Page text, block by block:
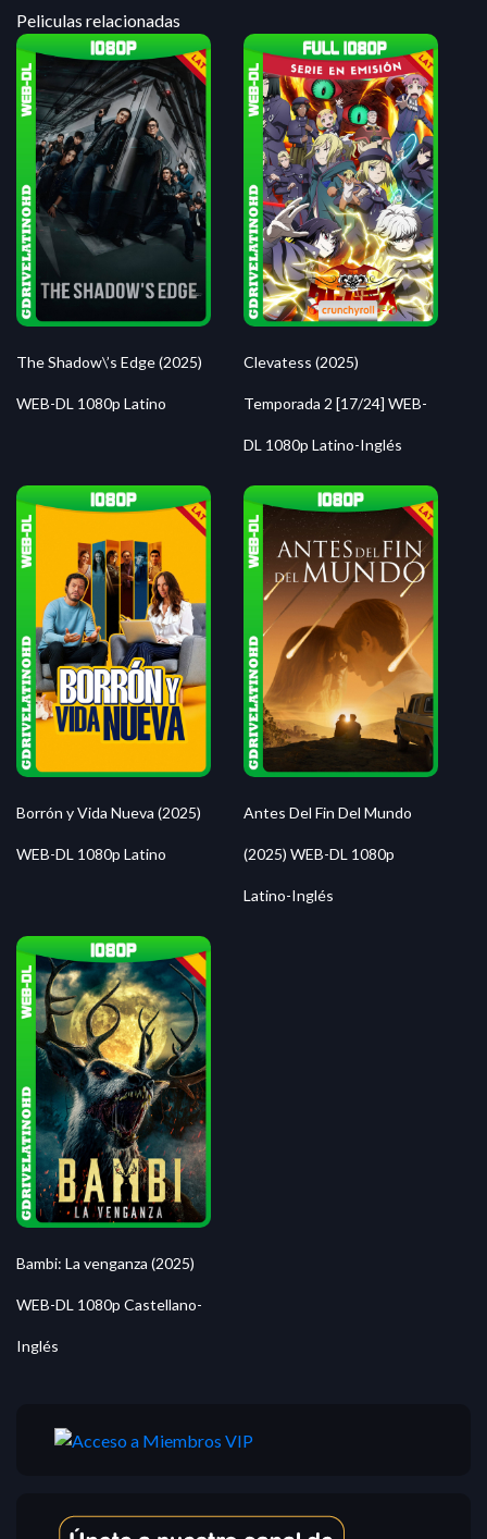
Peliculas relacionadas
The Shadow\’s Edge (2025)
WEB-DL 1080p Latino
Clevatess (2025)
Temporada 2 [17/24] WEB-
DL 1080p Latino-Inglés
Borrón y Vida Nueva (2025)
WEB-DL 1080p Latino
Antes Del Fin Del Mundo
(2025) WEB-DL 1080p
Latino-Inglés
Bambi: La venganza (2025)
WEB-DL 1080p Castellano-
Inglés